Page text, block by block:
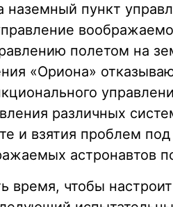
наземный пункт
полетом на
«Ориона»
различных
и взятия проблем
астронавтов
время, чтобы